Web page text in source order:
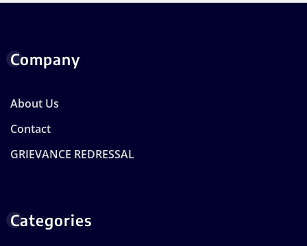
Company
About Us
Contact
GRIEVANCE REDRESSAL
Categories